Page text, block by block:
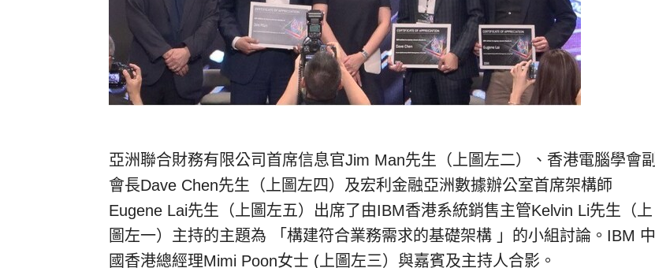
亞洲聯合財務有限公司首席信息官Jim Man先生（上圖左二）、香港電腦學會副
會長Dave Chen先生（上圖左四）及宏利金融亞洲數據辦公室首席架構師
Eugene Lai先生（上圖左五）出席了由IBM香港系統銷售主管Kelvin Li先生（上
圖左一）主持的主題為 「構建符合業務需求的基礎架構 」的小組討論。IBM 中
國香港總經理Mimi Poon女士 (上圖左三）與嘉賓及主持人合影。